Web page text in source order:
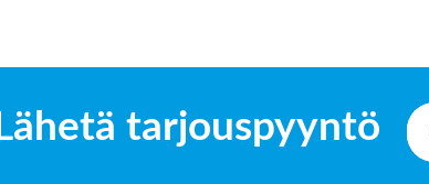
Lähetä tarjouspyyntö